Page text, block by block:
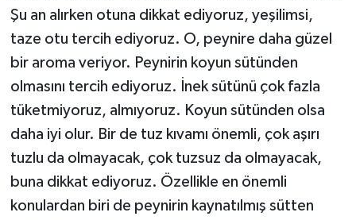
Şu an alırken otuna dikkat ediyoruz, yeşilimsi,
taze otu tercih ediyoruz. O, peynire daha güzel
bir aroma veriyor. Peynirin koyun sütünden
olmasını tercih ediyoruz. İnek sütünü çok fazla
tüketmiyoruz, almıyoruz. Koyun sütünden olsa
daha iyi olur. Bir de tuz kıvamı önemli, çok aşırı
tuzlu da olmayacak, çok tuzsuz da olmayacak,
buna dikkat ediyoruz. Özellikle en önemli
konulardan biri de peynirin kaynatılmış sütten